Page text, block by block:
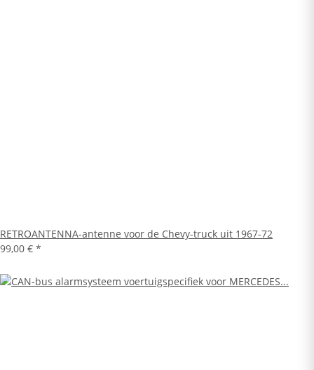
RETROANTENNA-antenne voor de Chevy-truck uit 1967-72
99,00 € *